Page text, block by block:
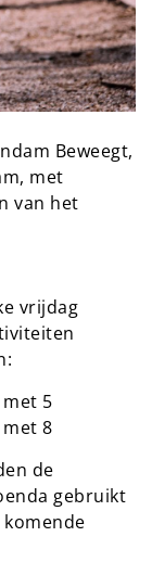
Beweegt,
met
van het
vrijdag
5
8
de
gebruikt